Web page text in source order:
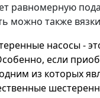
равномерную
можно также
насосы -
если
из которых